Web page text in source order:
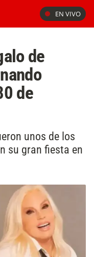
EN VIVO
de
de
unos de los
su gran fiesta en